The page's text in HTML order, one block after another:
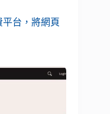
平台，將網頁